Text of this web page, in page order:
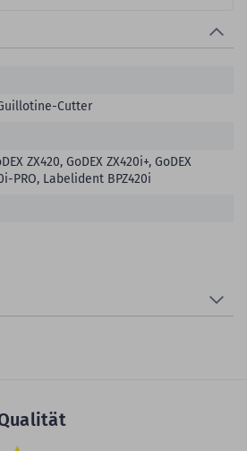
Cutter
ZX420, GoDEX ZX420i+, GoDEX
PRO, Labelident BPZ420i